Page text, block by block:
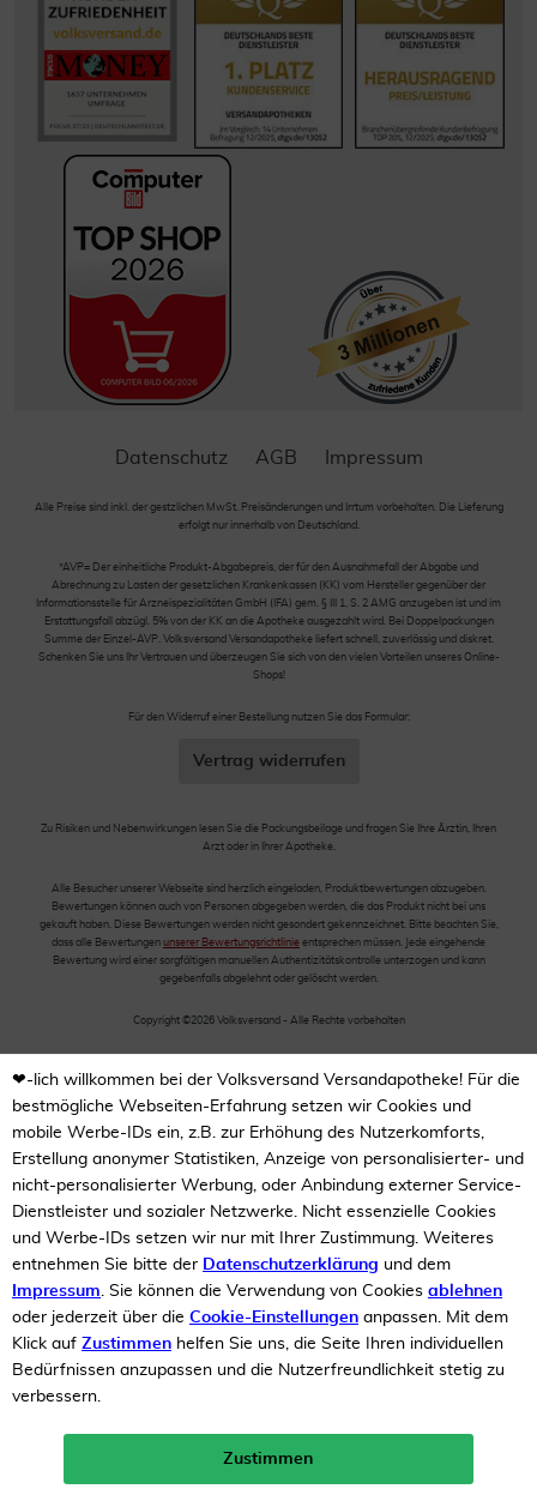
10%
Neukunden-Rabatt ab 49€!
mehr erfahren >
Datenschutz AGB Impressum
Alle Preise sind inkl. der gestzlichen MwSt. Preisänderungen und Irrtum vorbehalten. Die Lieferung
erfolgt nur innerhalb von Deutschland.
*AVP= Der einheitliche Produkt-Abgabepreis, der für den Ausnahmefall der Abgabe und
Abrechnung zu Lasten der gesetzlichen Krankenkassen (KK) vom Hersteller gegenüber der
Informationsstelle für Arzneispezialitäten GmbH (IFA) gem. § III 1, S. 2 AMG anzugeben ist und im
Erstattungsfall abzügl. 5% von der KK an die Apotheke ausgezahlt wird. Bei Doppelpackungen
Summe der Einzel-AVP. Volksversand Versandapotheke liefert schnell, zuverlässig und diskret.
Schenken Sie uns Ihr Vertrauen und überzeugen Sie sich von den vielen Vorteilen unseres Online-
Shops!
Für den Widerruf einer Bestellung nutzen Sie das Formular:
Vertrag widerrufen
Zu Risiken und Nebenwirkungen lesen Sie die Packungsbeilage und fragen Sie Ihre Ärztin, Ihren
Arzt oder in Ihrer Apotheke.
Alle Besucher unserer Webseite sind herzlich eingeladen, Produktbewertungen abzugeben.
Bewertungen können auch von Personen abgegeben werden, die das Produkt nicht bei uns
gekauft haben. Diese Bewertungen werden nicht gesondert gekennzeichnet. Bitte beachten Sie,
dass alle Bewertungen unserer Bewertungsrichtlinie entsprechen müssen. Jede eingehende
Bewertung wird einer sorgfältigen manuellen Authentizitätskontrolle unterzogen und kann
gegebenfalls abgelehnt oder gelöscht werden.
Copyright ©2026 Volksversand - Alle Rechte vorbehalten
❤-lich willkommen bei der Volksversand Versandapotheke! Für die
bestmögliche Webseiten-Erfahrung setzen wir Cookies und
mobile Werbe-IDs ein, z.B. zur Erhöhung des Nutzerkomforts,
Erstellung anonymer Statistiken, Anzeige von personalisierter- und
nicht-personalisierter Werbung, oder Anbindung externer Service-
Dienstleister und sozialer Netzwerke. Nicht essenzielle Cookies
und Werbe-IDs setzen wir nur mit Ihrer Zustimmung. Weiteres
entnehmen Sie bitte der Datenschutzerklärung und dem
Impressum. Sie können die Verwendung von Cookies ablehnen
oder jederzeit über die Cookie-Einstellungen anpassen. Mit dem
Klick auf Zustimmen helfen Sie uns, die Seite Ihren individuellen
Bedürfnissen anzupassen und die Nutzerfreundlichkeit stetig zu
verbessern.
Zustimmen